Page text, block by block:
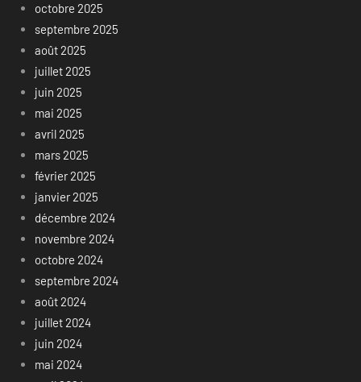
octobre 2025
septembre 2025
août 2025
juillet 2025
juin 2025
mai 2025
avril 2025
mars 2025
février 2025
janvier 2025
décembre 2024
novembre 2024
octobre 2024
septembre 2024
août 2024
juillet 2024
juin 2024
mai 2024